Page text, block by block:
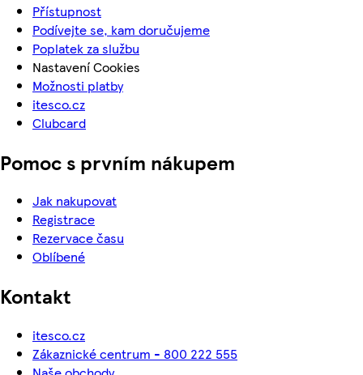
Přístupnost
Podívejte se, kam doručujeme
Poplatek za službu
Nastavení Cookies
Možnosti platby
itesco.cz
Clubcard
Pomoc s prvním nákupem
Jak nakupovat
Registrace
Rezervace času
Oblíbené
Kontakt
itesco.cz
Zákaznické centrum - 800 222 555